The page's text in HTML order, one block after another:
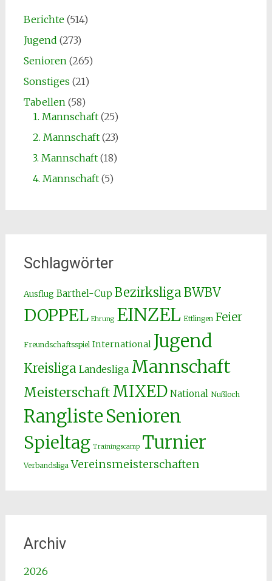
Berichte(514)
Jugend (273)
Senioren(265)
Sonstiges (21)
Tabellen(58)
1. Mannschaft(25)
2. Mannschaft(23)
3. Mannschaft(18)
4. Mannschaft(5)
Schlagwörter
Ausflug Barthel-Cup BezirksligaBWBV
DOPPEL Ehrung EINZEL Ettlingen Feier
Freundschaftsspiel International Jugend
Kreisliga Landesliga Mannschaft
MeisterschaftMIXED National Nußloch
RanglisteSenioren
Spieltag Trainingscamp Turnier
Verbandsliga Vereinsmeisterschaften
Archiv
2026